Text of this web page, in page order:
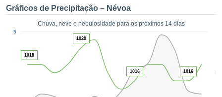
permite-
a nossa
fornecer-
sem
custo.
CONFIGURAÇÕES
Gráficos de Precipitação – Névoa
Chuva, neve e nebulosidade para os próximos 14 dias
50
5
1018
1020
1016 1016